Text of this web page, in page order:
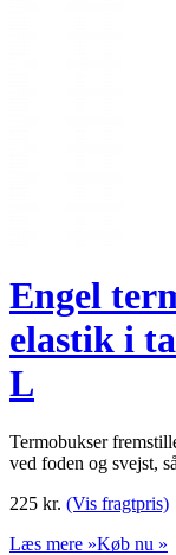
Engel
elastik i
L
Termobukser
ved foden og svejst,
225 kr. (Vis fragtpris)
Læs mere »Køb nu »